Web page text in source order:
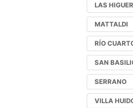
LAS
MATTALDI
RÍO
SAN
SERRANO
VILLA